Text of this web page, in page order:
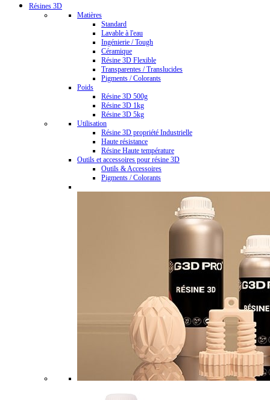
Résines 3D
Matières
Standard
Lavable à l'eau
Ingénierie / Tough
Céramique
Résine 3D Flexible
Transparentes / Translucides
Pigments / Colorants
Poids
Résine 3D 500g
Résine 3D 1kg
Résine 3D 5kg
Utilisation
Résine 3D propriété Industrielle
Haute résistance
Résine Haute température
Outils et accessoires pour résine 3D
Outils & Accessoires
Pigments / Colorants